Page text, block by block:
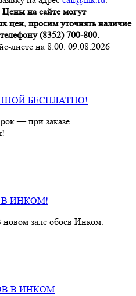
на сайте могут
цен, просим уточнять наличие
(8352) 700-800.
листе на 8:00. 09.08.2026
БЕСПЛАТНО!
— при заказе
В ИНКОМ!
зале обоев Инком.
В ИНКОМ